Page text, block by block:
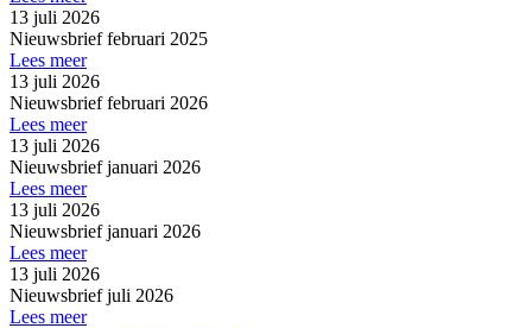
13 juli 2026
Nieuwsbrief februari 2025
Lees meer
13 juli 2026
Nieuwsbrief februari 2026
Lees meer
13 juli 2026
Nieuwsbrief januari 2026
Lees meer
13 juli 2026
Nieuwsbrief januari 2026
Lees meer
13 juli 2026
Nieuwsbrief juli 2026
Lees meer